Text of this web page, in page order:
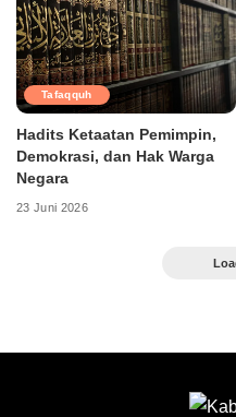
Tafaqquh
Hadits Ketaatan Pemimpin,
Demokrasi, dan Hak Warga
Negara
23 Juni 2026